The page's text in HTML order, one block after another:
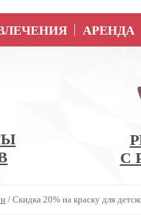
АРЕНДА
С
/ Скидка 20% на краску для